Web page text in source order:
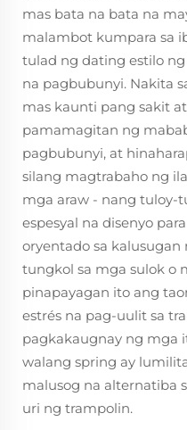
mas bata na bata na
malambot kumpara sa
tulad ng dating estilo
na pagbubunyi. Nakita
mas kaunti pang sakit
pamamagitan ng
pagbubunyi, at
silang magtrabaho ng
mga araw - nang tuloy-
espesyal na disenyo
oryentado sa
tungkol sa mga sulok o
pinapayagan ito ang
estrés na pag-uulit sa
pagkakaugnay ng mga
walang spring ay
malusog na alternatiba
uri ng trampolin.